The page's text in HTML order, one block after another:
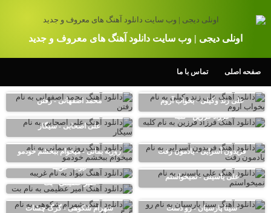
اونلی دیجی | وب سایت دانلود آهنگ های معروف و جدید
صفحه اصلی تماس با ما
علی زند وکیلی - بخواب آروم
محمد اصفهانی - رفتن
فرزاد فرزین - کلبه
علی اصحابی - سیگار
فریدون آسرایی - یادمون رفت روزبه بمانی - میخوام ببخشم خودمو
علی یاسینی - نمیخواستم
نیواد - غریبه
امیر عظیمی - بت
سینا پارسیان - رو دست شهرام شکوهی - گرگ چشات